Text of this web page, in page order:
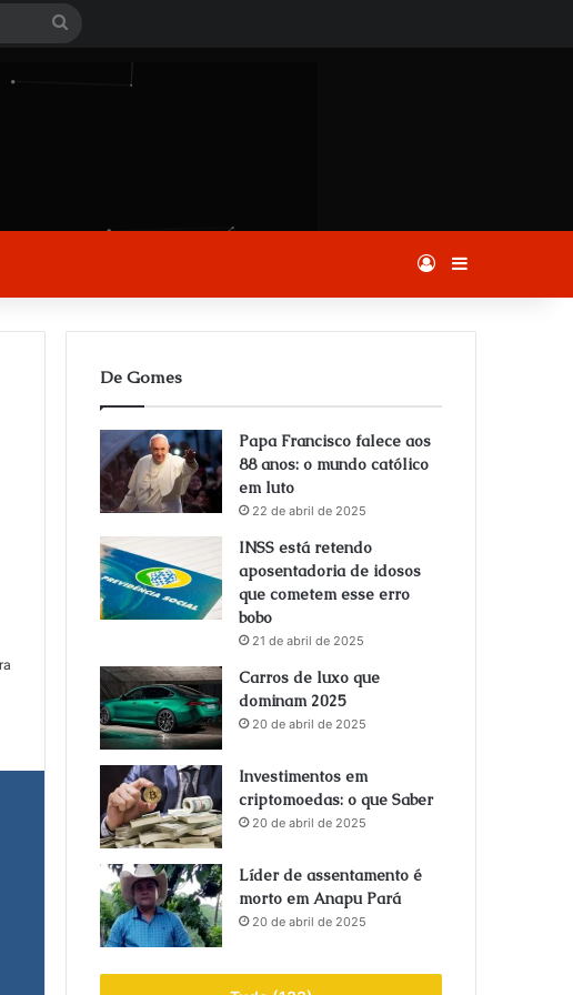
Entrar
De Gomes
Papa Francisco falece aos
88 anos: o mundo católico
em luto
22 de abril de 2025
INSS está retendo
aposentadoria de idosos
que cometem esse erro
bobo
21 de abril de 2025
Carros de luxo que
dominam 2025
20 de abril de 2025
Investimentos em
criptomoedas: o que Saber
20 de abril de 2025
Líder de assentamento é
morto em Anapu Pará
20 de abril de 2025